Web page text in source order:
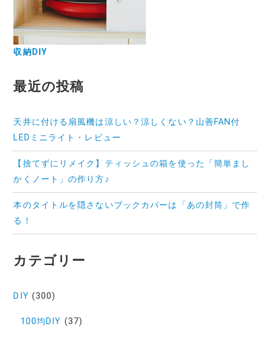
収納DIY
最近の投稿
天井に付ける扇風機は涼しい？涼しくない？山善FAN付
LEDミニライト・レビュー
【捨てずにリメイク】ティッシュの箱を使った「簡単まし
かくノート」の作り方♪
本のタイトルを隠さないブックカバーは「あの封筒」で作
る！
カテゴリー
DIY (300)
100均DIY (37)